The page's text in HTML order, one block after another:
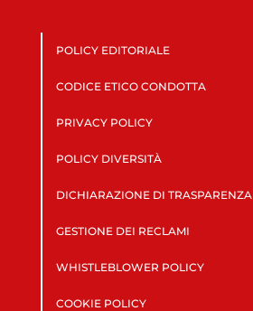
POLICY EDITORIALE
CODICE ETICO CONDOTTA
PRIVACY POLICY
POLICY DIVERSITÀ
DICHIARAZIONE DI TRASPARENZA
GESTIONE DEI RECLAMI
WHISTLEBLOWER POLICY
COOKIE POLICY